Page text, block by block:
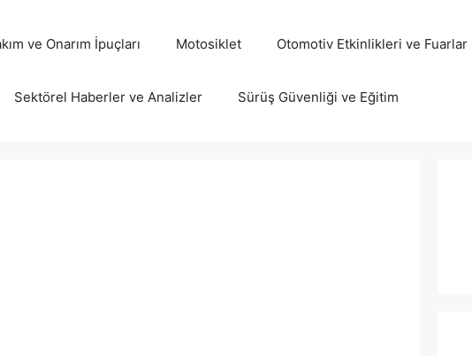
ve Onarım İpuçları Motosiklet Otomotiv Etkinlikleri ve Fuarlar
Sektörel Haberler ve Analizler Sürüş Güvenliği ve Eğitim